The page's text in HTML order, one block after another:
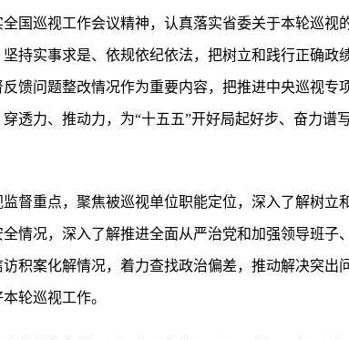
国巡视工作会议精神，认真落实省委关于本轮巡视
持实事求是、依规依纪依法，把树立和践行正确政
馈问题整改情况作为重要内容，把推进中央巡视专
透力、推动力，为“十五五”开好局起好步、奋力谱
督重点，聚焦被巡视单位职能定位，深入了解树立
情况，深入了解推进全面从严治党和加强领导班子
积案化解情况，着力查找政治偏差，推动解决突出
轮巡视工作。